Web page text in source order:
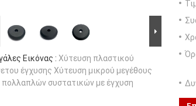
Εικόνας : Χύτευση πλαστικού
έγχυσης Χύτευση μικρού μεγέθους
πολλαπλών συστατικών με έγχυση